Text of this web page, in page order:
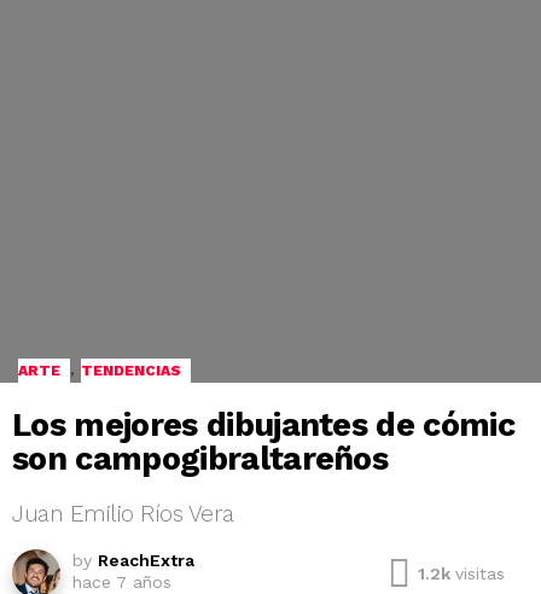
ARTE , TENDENCIAS
Los mejores dibujantes de cómic
son campogibraltareños
Juan Emilio Ríos Vera
by ReachExtra
hace 7 años
1.2k visitas